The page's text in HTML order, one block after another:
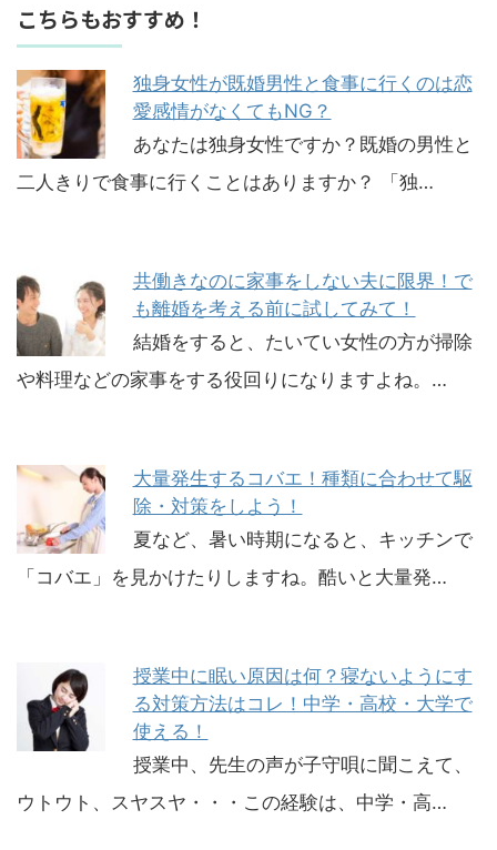
こちらもおすすめ！
独身女性が既婚男性と食事に行くのは恋
愛感情がなくてもNG？
あなたは独身女性ですか？既婚の男性と
二人きりで食事に行くことはありますか？ 「独…
共働きなのに家事をしない夫に限界！で
も離婚を考える前に試してみて！
結婚をすると、たいてい女性の方が掃除
や料理などの家事をする役回りになりますよね。…
大量発生するコバエ！種類に合わせて駆
除・対策をしよう！
夏など、暑い時期になると、キッチンで
「コバエ」を見かけたりしますね。酷いと大量発…
授業中に眠い原因は何？寝ないようにす
る対策方法はコレ！中学・高校・大学で
使える！
授業中、先生の声が子守唄に聞こえて、
ウトウト、スヤスヤ・・・この経験は、中学・高…